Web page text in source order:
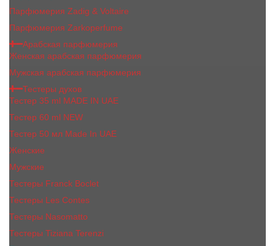
Парфюмерия Zadig & Voltaire
Парфюмерия Zarkoperfume
Арабская парфюмерия
Женская арабская парфюмерия
Мужская арабская парфюмерия
Тестеры духов
Тестер 35 ml MADE IN UAE
Тестер 60 ml NEW
Тестер 50 мл Made In UAE
Женские
Мужские
Тестеры Franck Boclet
Тестеры Les Contes
Тестеры Nasomatto
Тестеры Tiziana Terenzi